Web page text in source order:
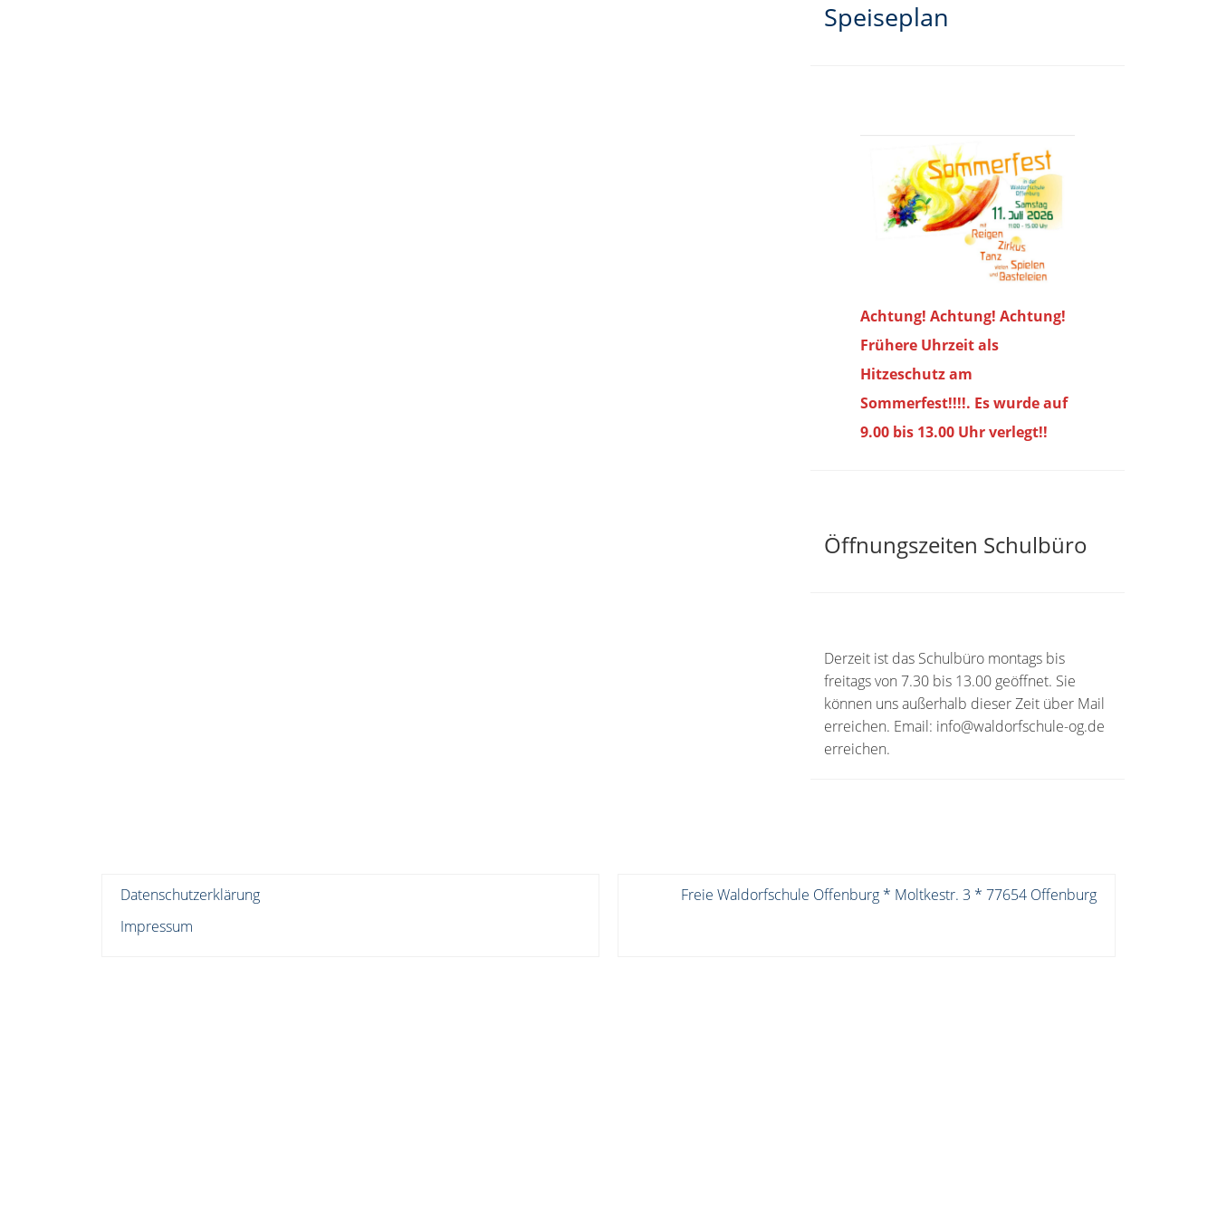
Speiseplan
Achtung! Achtung! Achtung!
Frühere Uhrzeit als
Hitzeschutz am
Sommerfest!!!!. Es wurde auf
9.00 bis 13.00 Uhr verlegt!!
Öffnungszeiten Schulbüro
Derzeit ist das Schulbüro montags bis
freitags von 7.30 bis 13.00 geöffnet. Sie
können uns außerhalb dieser Zeit über Mail
erreichen. Email: info@waldorfschule-og.de
erreichen.
Datenschutzerklärung
Impressum
Freie Waldorfschule Offenburg * Moltkestr. 3 * 77654 Offenburg